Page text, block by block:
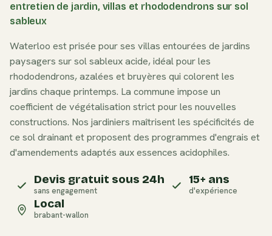
entretien de jardin, villas et rhododendrons sur sol
sableux
Waterloo est prisée pour ses villas entourées de jardins
paysagers sur sol sableux acide, idéal pour les
rhododendrons, azalées et bruyères qui colorent les
jardins chaque printemps. La commune impose un
coefficient de végétalisation strict pour les nouvelles
constructions. Nos jardiniers maîtrisent les spécificités de
ce sol drainant et proposent des programmes d'engrais et
d'amendements adaptés aux essences acidophiles.
Devis gratuit sous 24h
sans engagement
15+ ans
d'expérience
Local
brabant-wallon